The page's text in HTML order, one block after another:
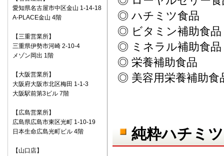
◎ ハチミツ食品
◎ ビタミン補助食品
◎ ミネラル補助食品
◎ 栄養補助食品
◎ 美容用栄養補助食
純粋ハチミ
愛知県名古屋市中区金山 1-14-18
A-PLACE金山 4階
【三重営業所】
三重県伊勢市河崎 2-10-4
メゾン岡出 1階
【大阪営業所】
大阪府大阪市北区梅田 1-1-3
大阪駅前第3ビル 7階
【広島営業所】
広島県広島市東区光町 1-10-19
日本生命広島光町ビル 4階
【山口店】